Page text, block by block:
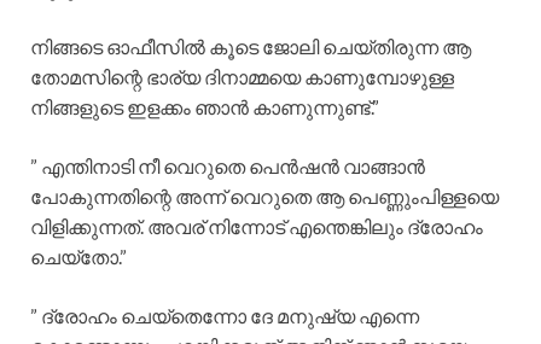
നിങ്ങടെ ഓഫീസിൽ കൂടെ ജോലി ചെയ്തിരുന്ന ആ
തോമസിന്റെ ഭാര്യ ദിനാമ്മയെ കാണുമ്പോഴുള്ള
നിങ്ങളുടെ ഇളക്കം ഞാൻ കാണുന്നുണ്ട്.”
” എന്തിനാടി നീ വെറുതെ പെൻഷൻ വാങ്ങാൻ
പോകുന്നതിന്റെ അന്ന് വെറുതെ ആ പെണ്ണുംപിള്ളയെ
വിളിക്കുന്നത്. അവര് നിന്നോട് എന്തെങ്കിലും ദ്രോഹം
ചെയ്തോ.”
” ദ്രോഹം ചെയ്തെന്നോ ദേ മനുഷ്യ എന്നെ